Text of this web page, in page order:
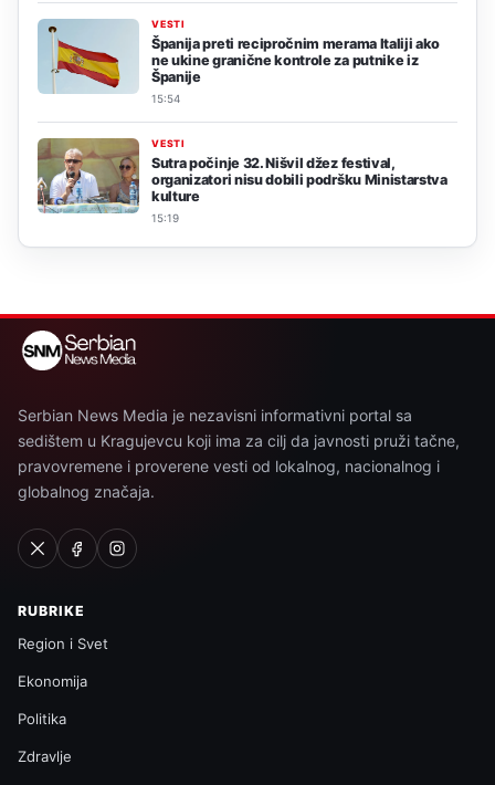
VESTI
Španija preti recipročnim merama Italiji ako
ne ukine granične kontrole za putnike iz
Španije
15:54
VESTI
Sutra počinje 32. Nišvil džez festival,
organizatori nisu dobili podršku Ministarstva
kulture
15:19
Serbian News Media je nezavisni informativni portal sa
sedištem u Kragujevcu koji ima za cilj da javnosti pruži tačne,
pravovremene i proverene vesti od lokalnog, nacionalnog i
globalnog značaja.
RUBRIKE
Region i Svet
Ekonomija
Politika
Zdravlje